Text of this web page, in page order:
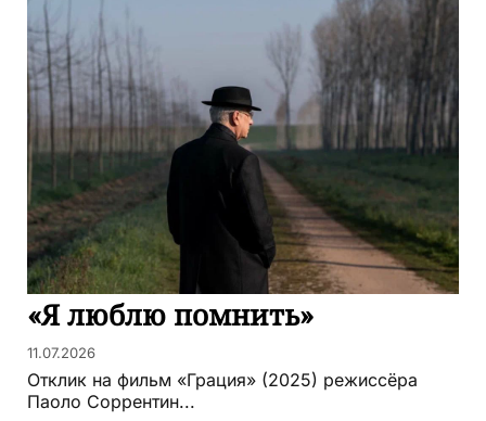
«Я люблю помнить»
11.07.2026
Отклик на фильм «Грация» (2025) режиссёра
Паоло Соррентин...